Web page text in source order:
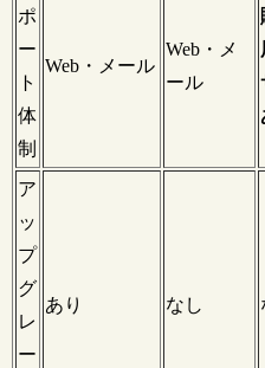
ポ
ー
ト
体
制
Web・メール
Web・メ
ール
ア
ッ
プ
グ
レ
ー
あり なし